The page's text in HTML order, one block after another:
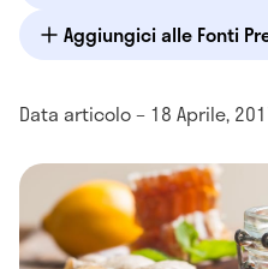
Aggiungici alle Fonti
Data articolo – 18 Aprile,